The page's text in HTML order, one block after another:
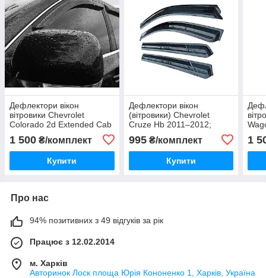
Дефлектори вікон
вітровики Chevrolet
Colorado 2d Extended Cab
1 500 ₴/комплект
Купити
Дефлектори вікон
(вітровики) Chevrolet
Cruze Hb 2011–2012;
"Korea"
995₴/комплект
Купити
1
Про нас
94% позитивних з 49 відгуків за рік
Працює з 12.02.2014
м. Харків
Авторинок Лоск площа Юрія Кононенко 1, Харків, Україна